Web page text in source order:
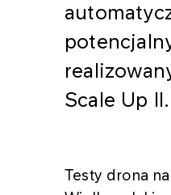
Scale Up II.
Testy drona